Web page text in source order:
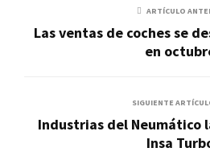
ARTÍCULO
Las ventas de coches se
en
SIGUIENTE
Industrias del Neumático
Insa